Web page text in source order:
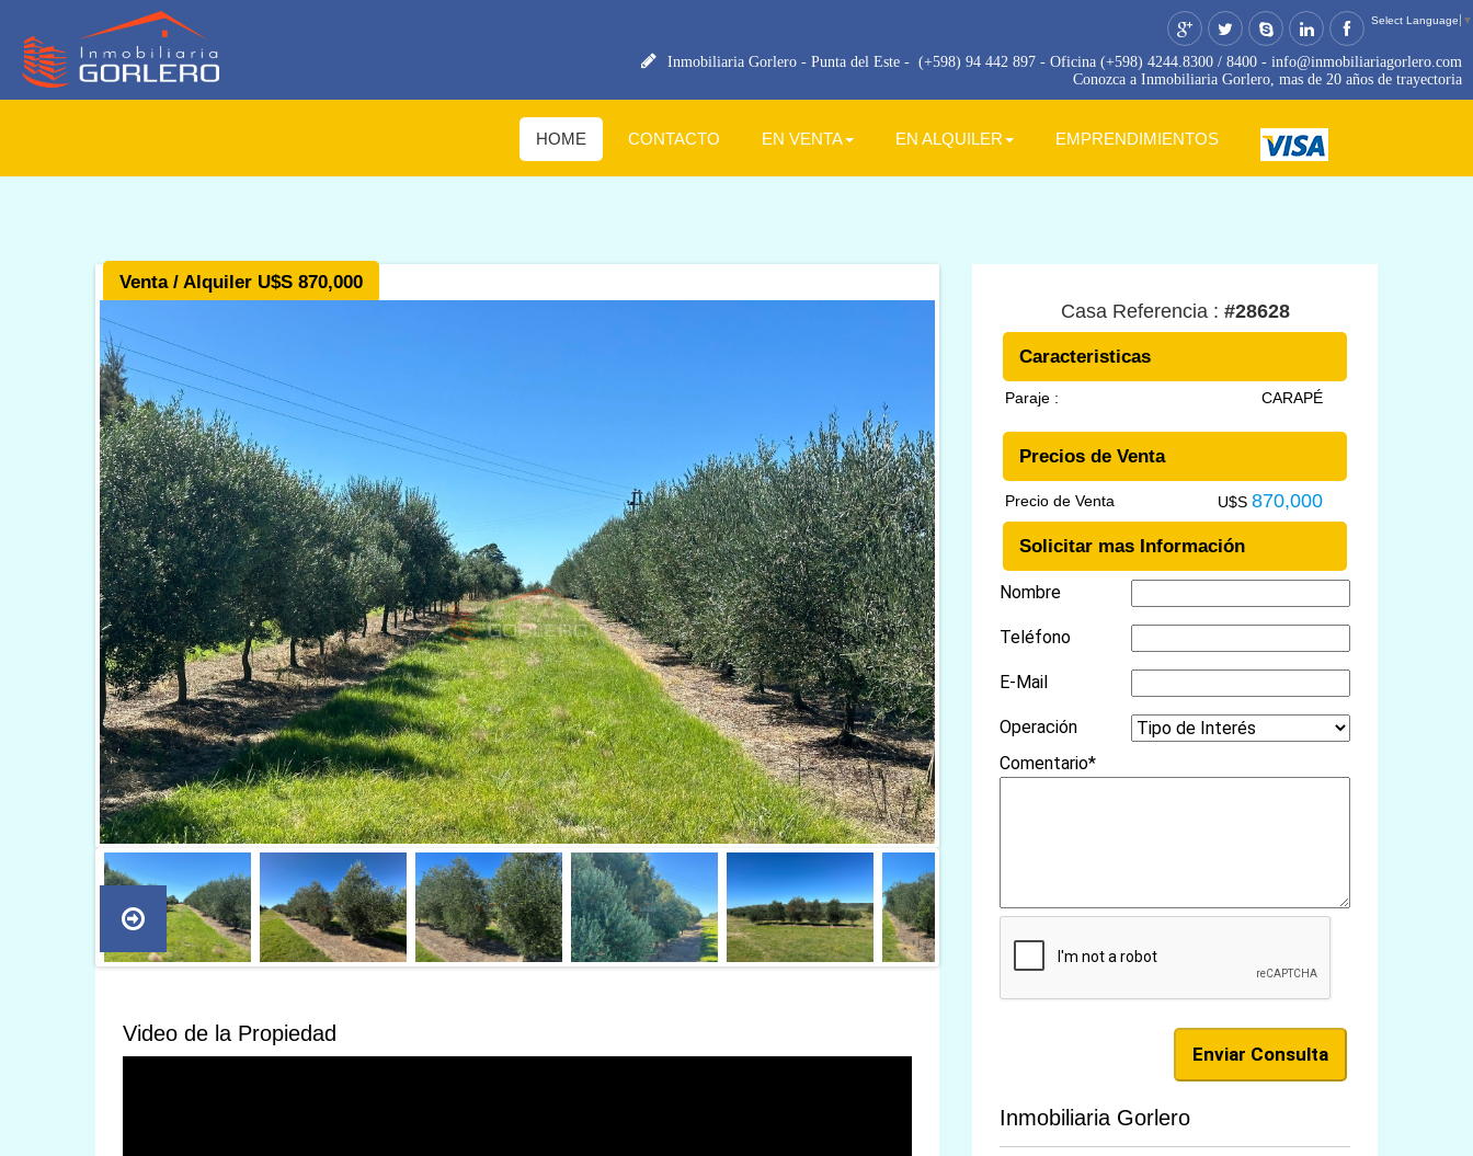
Select Language ▼
Inmobiliaria Gorlero - Punta del Este - (+598) 94 442 897 - Oficina (+598) 4244.8300 / 8400 - info@inmobiliariagorlero.com
Conozca a Inmobiliaria Gorlero, mas de 20 años de trayectoria
HOME CONTACTO EN VENTA EN ALQUILER EMPRENDIMIENTOS
Venta / Alquiler U$S 870,000
Video de la Propiedad
Casa Referencia : #28628
Caracteristicas
Paraje : CARAPÉ
Precios de Venta
Precio de Venta U$S 870,000
Solicitar mas Información
Nombre
Teléfono
E-Mail
Operación
Comentario*
Inmobiliaria Gorlero